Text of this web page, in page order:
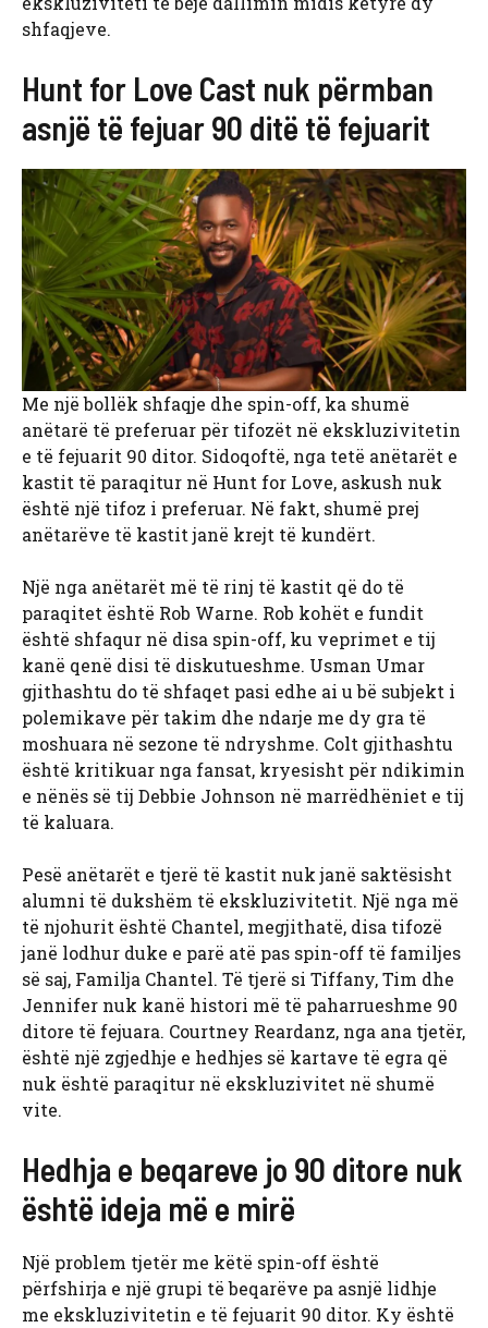
shfaqjeve.
Hunt for Love Cast nuk përmban
asnjë të fejuar 90 ditë të fejuarit
Me një bollëk shfaqje dhe spin-off, ka shumë
anëtarë të preferuar për tifozët në ekskluzivitetin
e të fejuarit 90 ditor. Sidoqoftë, nga tetë anëtarët e
kastit të paraqitur në Hunt for Love, askush nuk
është një tifoz i preferuar. Në fakt, shumë prej
anëtarëve të kastit janë krejt të kundërt.
Një nga anëtarët më të rinj të kastit që do të
paraqitet është Rob Warne. Rob kohët e fundit
është shfaqur në disa spin-off, ku veprimet e tij
kanë qenë disi të diskutueshme. Usman Umar
gjithashtu do të shfaqet pasi edhe ai u bë subjekt i
polemikave për takim dhe ndarje me dy gra të
moshuara në sezone të ndryshme. Colt gjithashtu
është kritikuar nga fansat, kryesisht për ndikimin
e nënës së tij Debbie Johnson në marrëdhëniet e tij
të kaluara.
Pesë anëtarët e tjerë të kastit nuk janë saktësisht
alumni të dukshëm të ekskluzivitetit. Një nga më
të njohurit është Chantel, megjithatë, disa tifozë
janë lodhur duke e parë atë pas spin-off të familjes
së saj, Familja Chantel. Të tjerë si Tiffany, Tim dhe
Jennifer nuk kanë histori më të paharrueshme 90
ditore të fejuara. Courtney Reardanz, nga ana tjetër,
është një zgjedhje e hedhjes së kartave të egra që
nuk është paraqitur në ekskluzivitet në shumë
vite.
Hedhja e beqareve jo 90 ditore nuk
është ideja më e mirë
Një problem tjetër me këtë spin-off është
përfshirja e një grupi të beqarëve pa asnjë lidhje
me ekskluzivitetin e të fejuarit 90 ditor. Ky është